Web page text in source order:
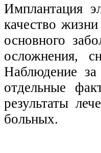
Имплантация
качество
основного
осложнения,
Наблюдение
отдельные
результаты
больных.